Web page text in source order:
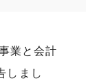
業と会計
しまし